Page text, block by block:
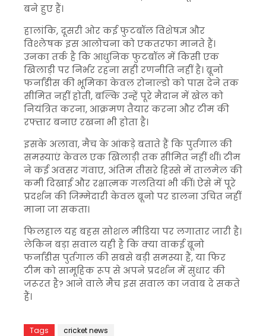
बने हुए हैं।
हालांकि, दूसरी ओर कई फुटबॉल विशेषज्ञ और
विश्लेषक इस आलोचना को एकतरफा मानते हैं।
उनका तर्क है कि आधुनिक फुटबॉल में किसी एक
खिलाड़ी पर निर्भर रहना सही रणनीति नहीं है। ब्रूनो
फर्नांडीस की भूमिका केवल रोनाल्डो को पास देने तक
सीमित नहीं होती, बल्कि उन्हें पूरे मैदान में खेल को
नियंत्रित करना, आक्रमण तैयार करना और टीम की
रफ्तार बनाए रखना भी होता है।
इसके अलावा, मैच के आंकड़े बताते हैं कि पुर्तगाल की
समस्याएं केवल एक खिलाड़ी तक सीमित नहीं थीं। टीम
ने कई अवसर गंवाए, अंतिम तीसरे हिस्से में तालमेल की
कमी दिखाई और रक्षात्मक गलतियां भी कीं। ऐसे में पूरे
प्रदर्शन की जिम्मेदारी केवल ब्रूनो पर डालना उचित नहीं
माना जा सकता।
फिलहाल यह बहस सोशल मीडिया पर लगातार जारी है।
लेकिन बड़ा सवाल यही है कि क्या वाकई ब्रूनो
फर्नांडीस पुर्तगाल की सबसे बड़ी समस्या हैं, या फिर
टीम को सामूहिक रूप से अपने प्रदर्शन में सुधार की
जरूरत है? आने वाले मैच इस सवाल का जवाब दे सकते
हैं।
Tags cricket news